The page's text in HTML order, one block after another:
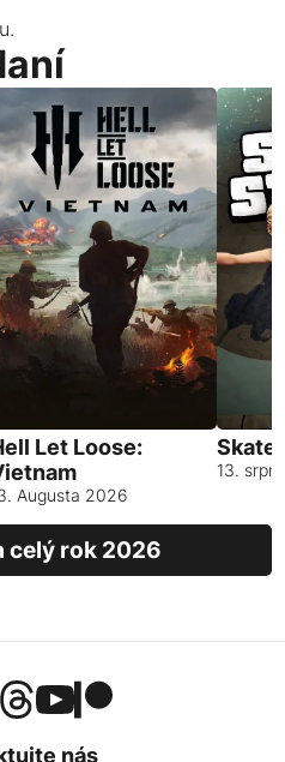
Let Loose:
Augusta 2026
13.
celý rok 2026
nás